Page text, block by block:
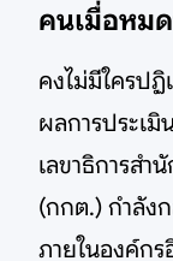
คนเมื่อหม
คงไม่มีใครปฏิ
ผลการประเ
เลขาธิการสำ
(กกต.) กำลัง
ภายในองค์ก